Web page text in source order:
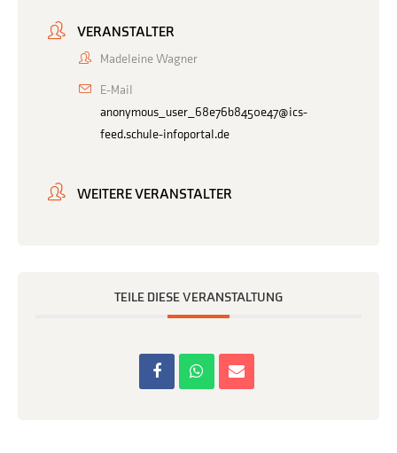
VERANSTALTER
Madeleine Wagner
E-Mail
anonymous_user_68e76b8450e47@ics-
feed.schule-infoportal.de
WEITERE VERANSTALTER
TEILE DIESE VERANSTALTUNG